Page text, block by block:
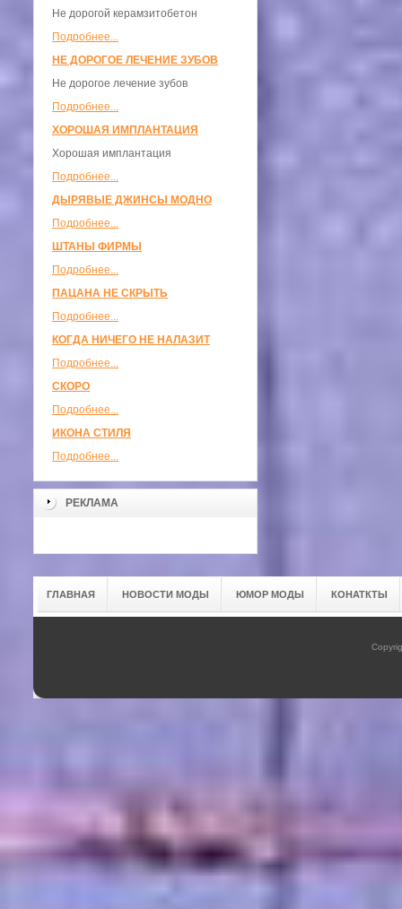
Не дорогой керамзитобетон
Подробнее...
НЕ ДОРОГОЕ ЛЕЧЕНИЕ ЗУБОВ
Не дорогое лечение зубов
Подробнее...
ХОРОШАЯ ИМПЛАНТАЦИЯ
Хорошая имплантация
Подробнее...
ДЫРЯВЫЕ ДЖИНСЫ МОДНО
Подробнее...
ШТАНЫ ФИРМЫ
Подробнее...
ПАЦАНА НЕ СКРЫТЬ
Подробнее...
КОГДА НИЧЕГО НЕ НАЛАЗИТ
Подробнее...
СКОРО
Подробнее...
ИКОНА СТИЛЯ
Подробнее...
РЕКЛАМА
ГЛАВНАЯ НОВОСТИ МОДЫ ЮМОР МОДЫ КОНАТКТЫ